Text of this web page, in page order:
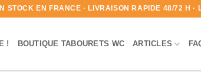
STOCK EN FRANCE · LIVRAISON RAPIDE 48/72 H ·
! BOUTIQUE TABOURETS WC ARTICLES